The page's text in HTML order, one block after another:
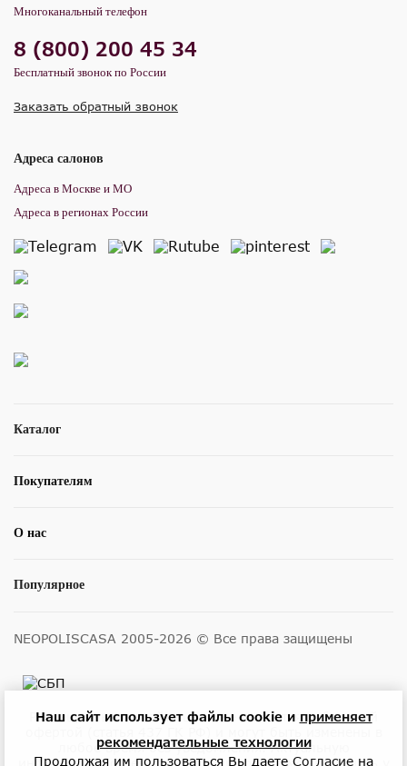
Каталог
Покупателям
О нас
Популярное
Многоканальный телефон
8 (800) 200 45 34
Бесплатный звонок по России
Заказать обратный звонок
Адреса салонов
Адреса в Москве и МО
Адреса в регионах России
NEOPOLISCASA 2005-2026 © Все права защищены
Размещенные на сайте цены не являются публичной
любое время без уведомления. Актуальную
информацию о ценах и наличии товара можно узнать у
Наш сайт использует файлы cookie и применяет
рекомендательные технологии
Продолжая им пользоваться Вы даете Согласие на